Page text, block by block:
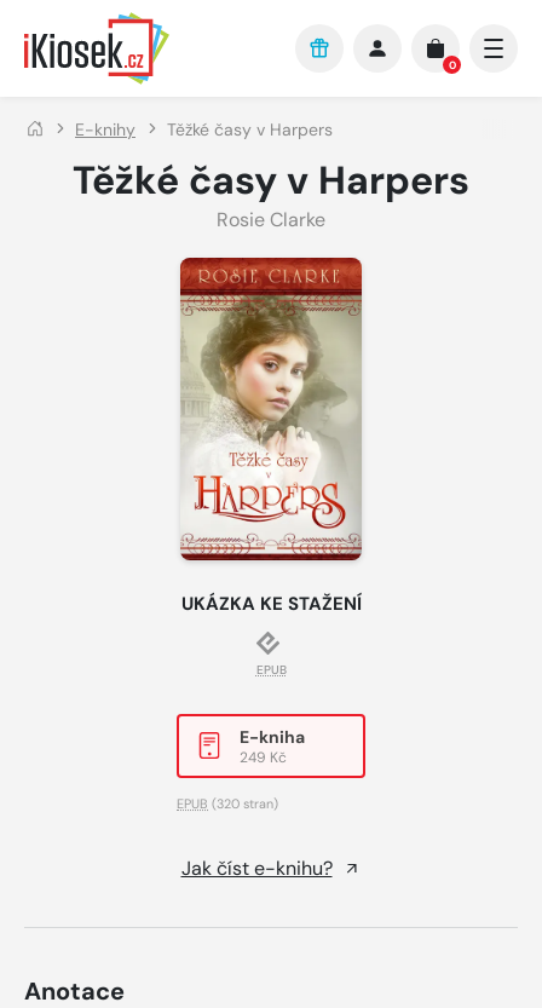
Přejít na hlavní obsah
0
E-knihy Těžké časy v Harpers
Těžké časy v Harpers
Rosie Clarke
UKÁZKA KE STAŽENÍ
EPUB
E-kniha
249 Kč
EPUB (320 stran)
Jak číst e-knihu?
Anotace